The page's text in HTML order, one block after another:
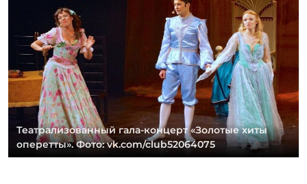
Театрализованный гала-концерт «Золотые хиты
оперетты». Фото: vk.com/club52064075